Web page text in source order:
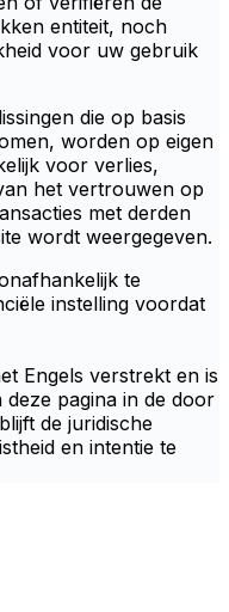
entiteit, noch
voor uw gebruik
die op basis
worden op eigen
voor verlies,
het vertrouwen op
met derden
wordt weergegeven.
te
instelling voordat
Engels verstrekt en is
pagina in de door
de juridische
en intentie te